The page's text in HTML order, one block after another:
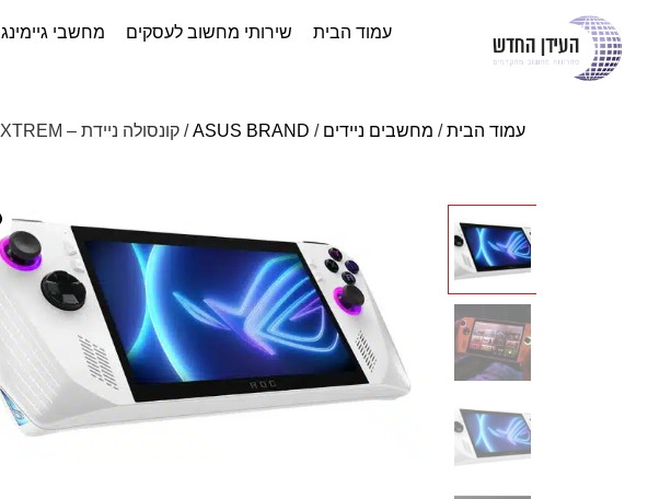
עמוד הבית שירותי מחשוב לעסקים מחשבי גיימינג
עמוד הבית/ מחשבים ניידים /
ASUS BRAND/ קונסולה ניידת – ROG ALLY Z1 EXTREM גיימינג